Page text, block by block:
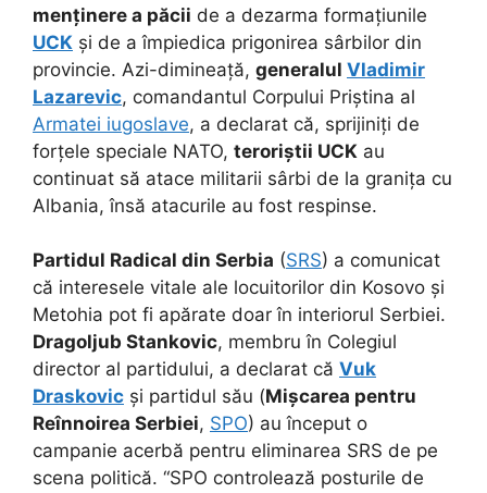
menținere a păcii de a dezarma formațiunile
UCK și de a împiedica prigonirea sârbilor din
provincie. Azi-dimineață, generalul Vladimir
Lazarevic, comandantul Corpului Priștina al
Armatei iugoslave, a declarat că, sprijiniți de
forțele speciale NATO, teroriștii UCK au
continuat să atace militarii sârbi de la granița cu
Albania, însă atacurile au fost respinse.
Partidul Radical din Serbia (SRS) a comunicat
că interesele vitale ale locuitorilor din Kosovo și
Metohia pot fi apărate doar în interiorul Serbiei.
Dragoljub Stankovic, membru în Colegiul
director al partidului, a declarat că Vuk
Draskovic și partidul său (Mișcarea pentru
Reînnoirea Serbiei, SPO) au început o
campanie acerbă pentru eliminarea SRS de pe
scena politică. “SPO controlează posturile de